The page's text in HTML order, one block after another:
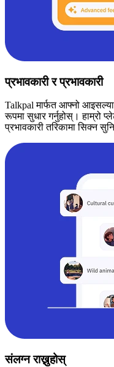
प्रभावकारी र प्रभावकारी
Talkpal मार्फत आफ्नो
रूपमा सुधार गर्नुहोस्। हाम्रो
प्रभावकारी तरिकामा सिक्न
संलग्न राख्नुहोस्